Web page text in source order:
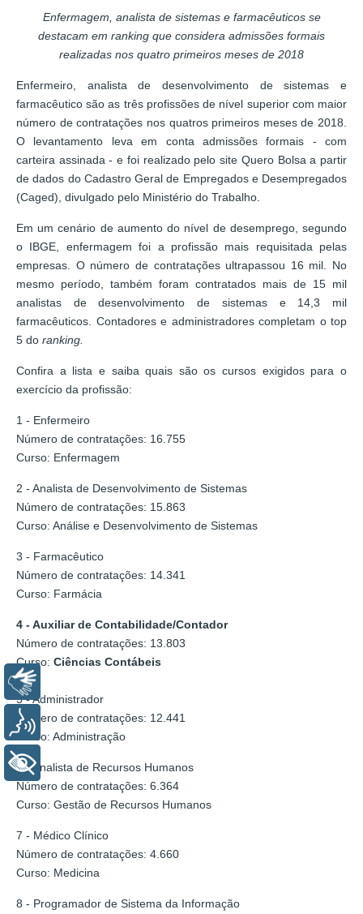
Enfermagem, analista de sistemas e farmacêuticos se
destacam em ranking que considera admissões formais
realizadas nos quatro primeiros meses de 2018
Enfermeiro, analista de desenvolvimento de sistemas e
farmacêutico são as três profissões de nível superior com maior
número de contratações nos quatros primeiros meses de 2018.
O levantamento leva em conta admissões formais - com
carteira assinada - e foi realizado pelo site Quero Bolsa a partir
de dados do Cadastro Geral de Empregados e Desempregados
(Caged), divulgado pelo Ministério do Trabalho.
Em um cenário de aumento do nível de desemprego, segundo
o IBGE, enfermagem foi a profissão mais requisitada pelas
empresas. O número de contratações ultrapassou 16 mil. No
mesmo período, também foram contratados mais de 15 mil
analistas de desenvolvimento de sistemas e 14,3 mil
farmacêuticos. Contadores e administradores completam o top
5 do ranking.
Confira a lista e saiba quais são os cursos exigidos para o
exercício da profissão:
1 - Enfermeiro
Número de contratações: 16.755
Curso: Enfermagem
2 - Analista de Desenvolvimento de Sistemas
Número de contratações: 15.863
Curso: Análise e Desenvolvimento de Sistemas
3 - Farmacêutico
Número de contratações: 14.341
Curso: Farmácia
4 - Auxiliar de Contabilidade/Contador
Número de contratações: 13.803
Curso: Ciências Contábeis
5 - Administrador
Número de contratações: 12.441
Curso: Administração
6 - Analista de Recursos Humanos
Número de contratações: 6.364
Curso: Gestão de Recursos Humanos
7 - Médico Clínico
Número de contratações: 4.660
Curso: Medicina
8 - Programador de Sistema da Informação
Voz
+ Acessibilidade